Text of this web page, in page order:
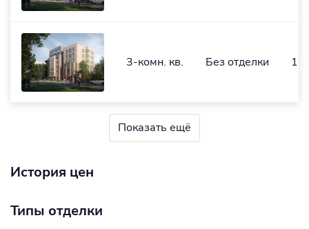
3-комн. кв. Без отделки
Показать ещё
История цен
Типы отделки